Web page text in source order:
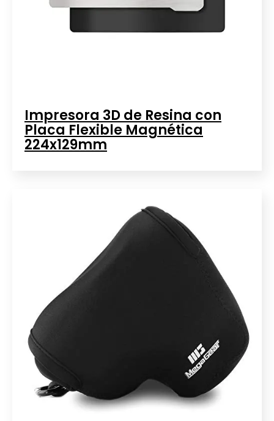
Impresora 3D de Resina con
Placa Flexible Magnética
224x129mm